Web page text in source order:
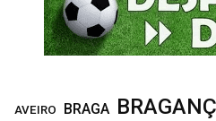
AVEIRO BRAGA